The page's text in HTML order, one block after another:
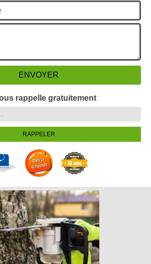
rappelle gratuitement